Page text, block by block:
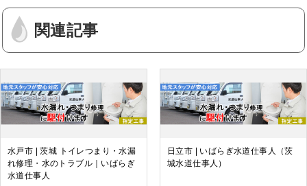
er
e
b
o
o
k
関連記事
水戸市 | 茨城 トイレつまり・水漏
れ修理・水のトラブル｜いばらぎ
水道仕事人
日立市 | いばらぎ水道仕事人（茨
城水道仕事人）